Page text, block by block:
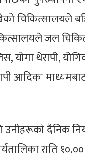
चिकित्सालयले
जल
योगा थेरापी,
आदिका
दैनिक
राति